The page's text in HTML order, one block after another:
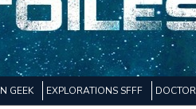
GEEK EXPLORATIONS SFFF